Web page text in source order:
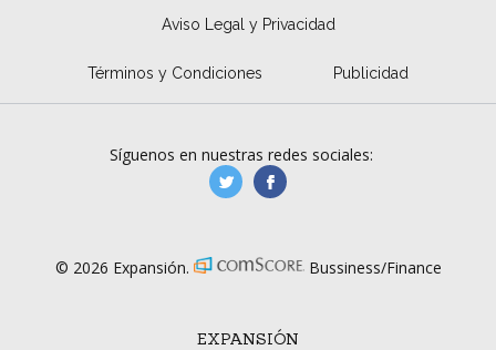
Aviso Legal y Privacidad
Términos y Condiciones Publicidad
EXPANSIÓN
Síguenos en nuestras redes sociales:
manufacturaGE
© 2026 Expansión. Bussiness/Finance